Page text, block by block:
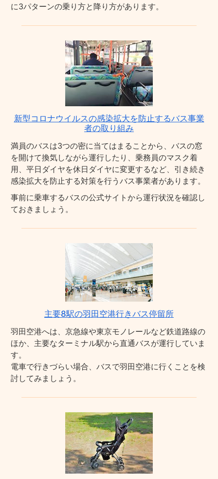
に3パターンの乗り方と降り方があります。
新型コロナウイルスの感染拡大を防止するバス事業
者の取り組み
満員のバスは3つの密に当てはまることから、バスの窓
を開けて換気しながら運行したり、乗務員のマスク着
用、平日ダイヤを休日ダイヤに変更するなど、引き続き
感染拡大を防止する対策を行うバス事業者があります。
事前に乗車するバスの公式サイトから運行状況を確認し
ておきましょう。
主要8駅の羽田空港行きバス停留所
羽田空港へは、京急線や東京モノレールなど鉄道路線の
ほか、主要なターミナル駅から直通バスが運行していま
す。
電車で行きづらい場合、バスで羽田空港に行くことを検
討してみましょう。